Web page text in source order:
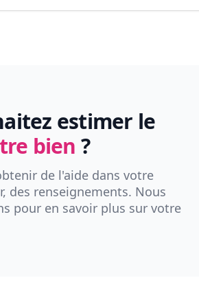
estimer le
bien ?
de l'aide dans votre
des renseignements. Nous
pour en savoir plus sur votre